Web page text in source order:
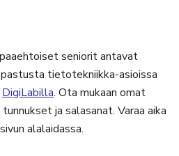
seniorit antavat
tietotekniikka-asioissa
DigiLabilla. Ota mukaan omat
ja salasanat. Varaa aika
alalaidassa.